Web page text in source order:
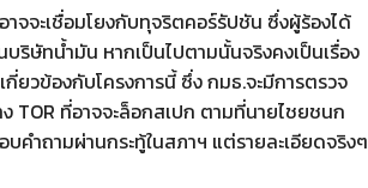
จจะเชื่อมโยงกับทุจริตคอร์รัปชัน ซึ่งผู้ร้องได้
ริษัทน้ำมัน หากเป็นไปตามนั้นจริงคงเป็นเรื่อง
ยวข้องกับโครงการนี้ ซึ่ง กมธ.จะมีการตรวจ
TOR ที่อาจจะล็อกสเปก ตามที่นายไชยชนก
ำถามผ่านกระทู้ในสภาฯ แต่รายละเอียดจริงๆ